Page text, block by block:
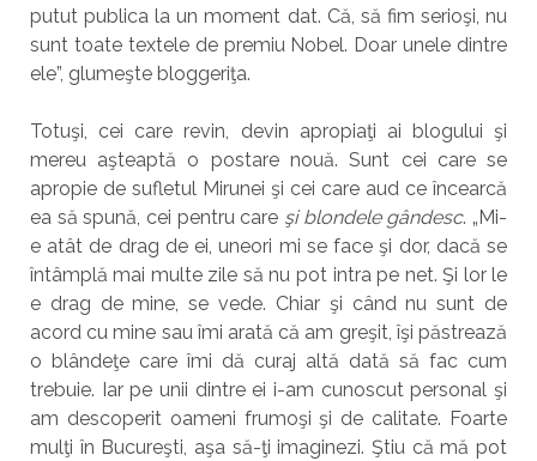
putut publica la un moment dat. Că, să fim serioşi, nu
sunt toate textele de premiu Nobel. Doar unele dintre
ele”, glumeşte bloggeriţa.
Totuşi, cei care revin, devin apropiaţi ai blogului şi
mereu aşteaptă o postare nouă. Sunt cei care se
apropie de sufletul Mirunei şi cei care aud ce încearcă
ea să spună, cei pentru care şi blondele gândesc. „Mi-
e atât de drag de ei, uneori mi se face şi dor, dacă se
întâmplă mai multe zile să nu pot intra pe net. Şi lor le
e drag de mine, se vede. Chiar şi când nu sunt de
acord cu mine sau îmi arată că am greşit, îşi păstrează
o blândeţe care îmi dă curaj altă dată să fac cum
trebuie. Iar pe unii dintre ei i-am cunoscut personal şi
am descoperit oameni frumoşi şi de calitate. Foarte
mulţi în Bucureşti, aşa să-ţi imaginezi. Ştiu că mă pot